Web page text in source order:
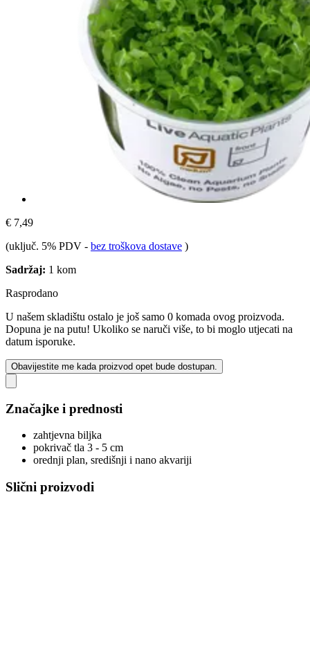
€ 7,49
(uključ. 5% PDV - bez troškova dostave )
Sadržaj: 1 kom
Rasprodano
U našem skladištu ostalo je još samo 0 komada ovog proizvoda.
Dopuna je na putu! Ukoliko se naruči više, to bi moglo utjecati na
datum isporuke.
Obavijestite me kada proizvod opet bude dostupan.
Značajke i prednosti
zahtjevna biljka
pokrivač tla 3 - 5 cm
orednji plan, središnji i nano akvariji
Slični proizvodi